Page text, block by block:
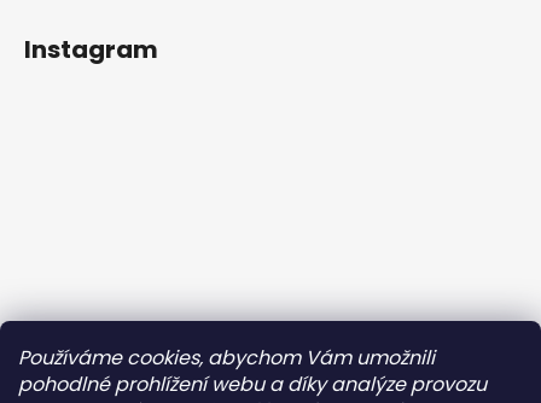
Používáme cookies, abychom Vám umožnili
pohodlné prohlížení webu a díky analýze provozu
Instagram
Sledovat na Instagramu